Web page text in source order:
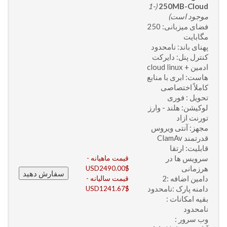
250MB-Cloud
(-1
موجود است)
فضای میزبانی: 250
مگابایت
پهنای باند: نامحدود
کنترل پنل: دایرکت
ادمین + cloud linux
هاست: ابری با منابع
کاملاً اختصاصی
تحویل : فوری
لوکیشن: هلند - وارز
تورنت ازاد
مجهز: آنتی ویروس
قدرتمند ClamAv
قابلیت: ارتقا
سرویس ها در
هرزمانی
دامین اضافه :2
دامنه پارک :نامحدود
بقیه امکانات :
نامحدود
وب سرور :
قیمت ماهیانه -
USD2490.00$
قیمت سالیانه -
USD1241.67$